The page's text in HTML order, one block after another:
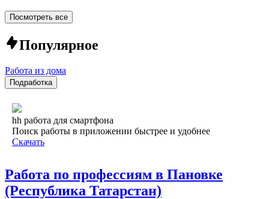
Посмотреть все
Популярное
Работа из дома
Подработка
hh работа для смартфона
Поиск работы в приложении быстрее и удобнее
Скачать
Работа по профессиям в Пановке
(Республика Татарстан)